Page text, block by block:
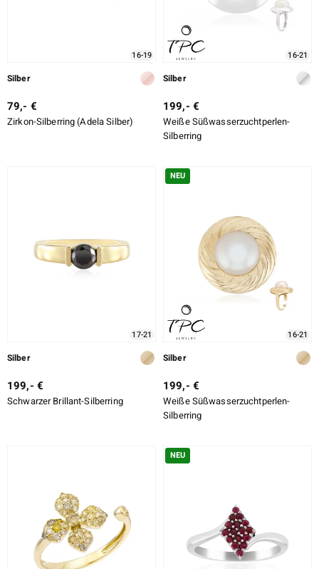
16-19
Silber
79,- €
Zirkon-Silberring (Adela Silber)
16-21
Silber
199,- €
Weiße Süßwasserzuchtperlen-
Silberring
17-21
Silber
199,- €
Schwarzer Brillant-Silberring
NEU
16-21
Silber
199,- €
Weiße Süßwasserzuchtperlen-
Silberring
NEU